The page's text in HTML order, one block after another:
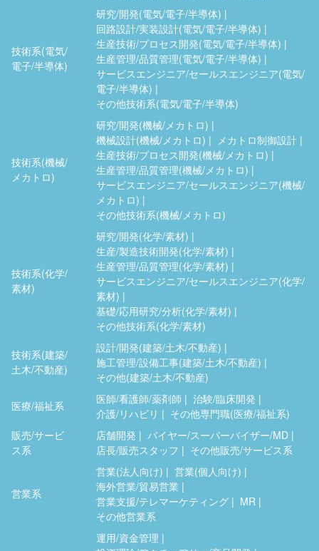
技術系(電気/
電子/半導体)
研究/開発(電気/電子/半導体)
回路設計/実装設計(電気/電子/半導体)
生産技術/プロセス開発(電気/電子/半導体)
生産管理/品質管理(電気/電子/半導体)
サービスエンジニア/セールスエンジニア(電気/
電子/半導体)
その他技術系(電気/電子/半導体)
技術系(機械/
メカトロ)
研究/開発(機械/メカトロ)
機械設計(機械/メカトロ)
メカトロ制御設計
生産技術/プロセス開発(機械/メカトロ)
生産管理/品質管理(機械/メカトロ)
サービスエンジニア/セールスエンジニア(機械/
メカトロ)
その他技術系(機械/メカトロ)
技術系(化学/
素材)
研究/開発(化学/素材)
生産/製造技術開発(化学/素材)
生産管理/品質管理(化学/素材)
サービスエンジニア/セールスエンジニア(化学/
素材)
基礎/応用研究/分析(化学/素材)
その他技術系(化学/素材)
技術系(建築/
土木/不動産)
設計/開発(建築/土木/不動産)
施工管理/設備工事(建築/土木/不動産)
その他(建築/土木/不動産)
医療/福祉系
医師/看護師/薬剤師
治験/臨床開発
介護/リハビリ
その他専門職(医療/福祉系)
販売/サービ
ス系
店舗開発
バイヤー/スーパーバイザー/MD
店長/販売スタッフ
その他販売/サービス系
営業系
営業(法人向け)
営業(個人向け)
海外営業/貿易営業
営業支援/テレマーケティング
MR
その他営業系
運用/資金管理